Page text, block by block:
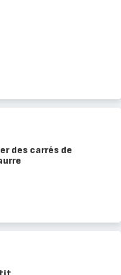
des carrés de